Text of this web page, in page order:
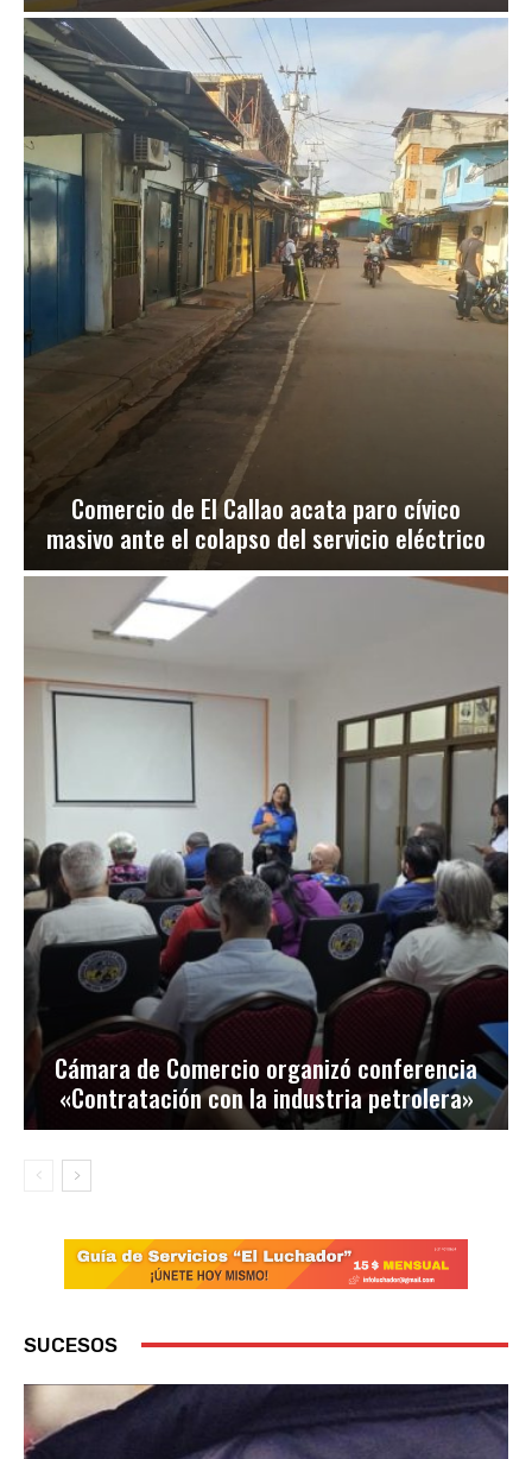
Comercio de El Callao acata paro cívico
masivo ante el colapso del servicio eléctrico
Cámara de Comercio organizó conferencia
«Contratación con la industria petrolera»
SUCESOS